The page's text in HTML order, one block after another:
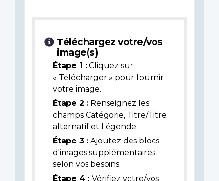
Téléchargez votre/vos
image(s)
Étape 1 : Cliquez sur
« Télécharger » pour fournir
votre image.
Étape 2 : Renseignez les
champs Catégorie, Titre/Titre
alternatif et Légende.
Étape 3 : Ajoutez des blocs
d'images supplémentaires
selon vos besoins.
Étape 4 : Vérifiez votre/vos